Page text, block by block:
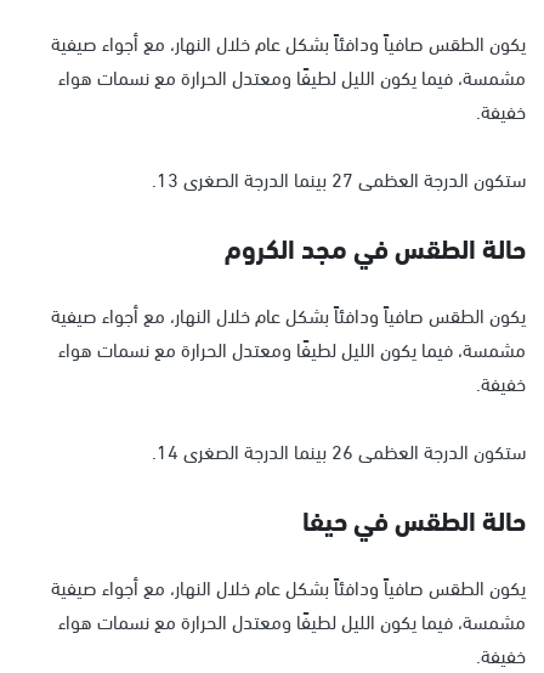
يكون الطقس صافياً ودافئاً بشكل عام خلال النهار، مع أجواء صيفية
مشمسة، فيما يكون الليل لطيفًا ومعتدل الحرارة مع نسمات هواء
خفيفة.
ستكون الدرجة العظمى 27 بينما الدرجة الصغرى 13.
حالة الطقس في مجد الكروم
يكون الطقس صافياً ودافئاً بشكل عام خلال النهار، مع أجواء صيفية
مشمسة، فيما يكون الليل لطيفًا ومعتدل الحرارة مع نسمات هواء
خفيفة.
ستكون الدرجة العظمى 26 بينما الدرجة الصغرى 14.
حالة الطقس في حيفا
يكون الطقس صافياً ودافئاً بشكل عام خلال النهار، مع أجواء صيفية
مشمسة، فيما يكون الليل لطيفًا ومعتدل الحرارة مع نسمات هواء
خفيفة.